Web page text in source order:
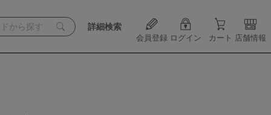
詳細検索
会員登録 ログイン カート 店舗情報